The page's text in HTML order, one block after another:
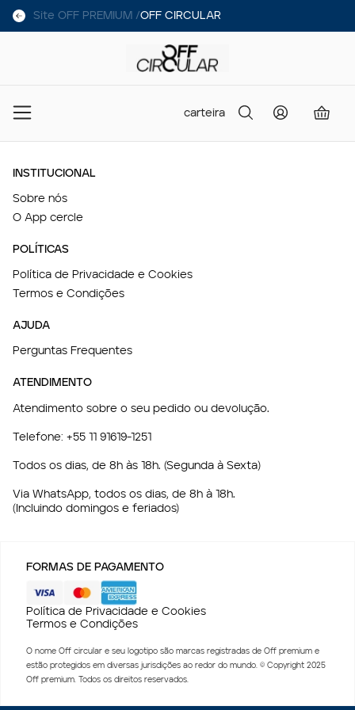
Site OFF PREMIUM /OFF CIRCULAR
carteira
INSTITUCIONAL
Sobre nós
O App cercle
POLÍTICAS
Política de Privacidade e Cookies
Termos e Condições
AJUDA
Perguntas Frequentes
ATENDIMENTO
Atendimento sobre o seu pedido ou devolução.
Telefone: +55 11 91619-1251
Todos os dias, de 8h às 18h. (Segunda à Sexta)
Via WhatsApp, todos os dias, de 8h à 18h.
(Incluindo domingos e feriados)
FORMAS DE PAGAMENTO
Política de Privacidade e Cookies
Termos e Condições
O nome Off circular e seu logotipo são marcas registradas de Off premium e
estão protegidos em diversas jurisdições ao redor do mundo. © Copyright 2025
Off premium. Todos os direitos reservados.